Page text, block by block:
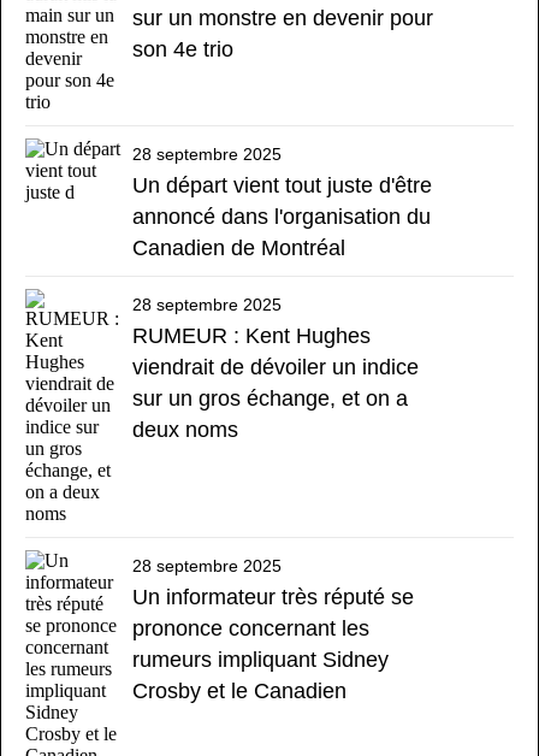
sur un monstre en devenir pour
son 4e trio
28 septembre 2025
Un départ vient tout juste d'être
annoncé dans l'organisation du
Canadien de Montréal
28 septembre 2025
RUMEUR : Kent Hughes
viendrait de dévoiler un indice
sur un gros échange, et on a
deux noms
28 septembre 2025
Un informateur très réputé se
prononce concernant les
rumeurs impliquant Sidney
Crosby et le Canadien